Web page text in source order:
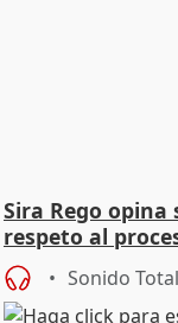
Sira Rego opina
respeto al
Sonido